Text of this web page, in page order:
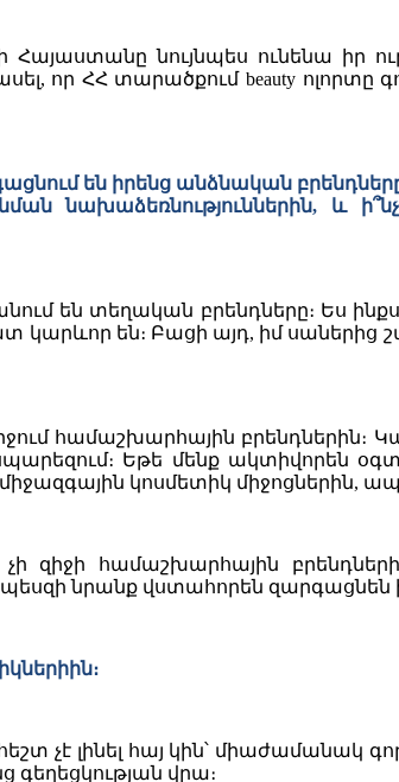
նույնպես ունենա իր
որ ՀՀ տարածքում beauty ոլորտը
են իրենց անձնական
նախաձեռնություններին, և
են տեղական բրենդները։ Ես
կարևոր են։ Բացի այդ, իմ սաներից
համաշխարհային բրենդներին։
Եթե մենք ակտիվորեն
կոսմետիկ միջոցներին,
զիջի համաշխարհային
նրանք վստահորեն զարգացնեն
չէ լինել հայ կին՝ միաժամանակ
գեղեցկության վրա։